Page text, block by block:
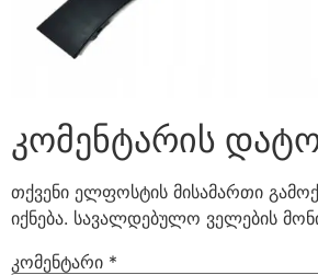
კომენტარის
თქვენი ელფოსტის მისამართი
იქნება. სავალდებულო ველების
კომენტარი *